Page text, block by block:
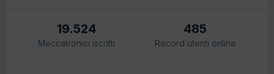
19.524
Meccatronici iscritti
485
Record utenti online